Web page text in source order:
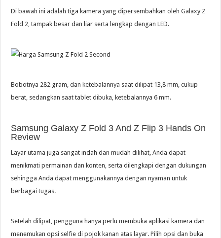
Di bawah ini adalah tiga kamera yang dipersembahkan oleh Galaxy Z
Fold 2, tampak besar dan liar serta lengkap dengan LED.
Bobotnya 282 gram, dan ketebalannya saat dilipat 13,8 mm, cukup
berat, sedangkan saat tablet dibuka, ketebalannya 6 mm.
Samsung Galaxy Z Fold 3 And Z Flip 3 Hands On
Review
Layar utama juga sangat indah dan mudah dilihat, Anda dapat
menikmati permainan dan konten, serta dilengkapi dengan dukungan
sehingga Anda dapat menggunakannya dengan nyaman untuk
berbagai tugas.
Setelah dilipat, pengguna hanya perlu membuka aplikasi kamera dan
menemukan opsi selfie di pojok kanan atas layar. Pilih opsi dan buka